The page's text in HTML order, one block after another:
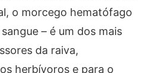
o morcego hematófago
– é um dos mais
da raiva,
herbívoros e para o